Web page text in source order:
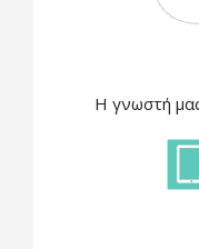
Η γνωστή